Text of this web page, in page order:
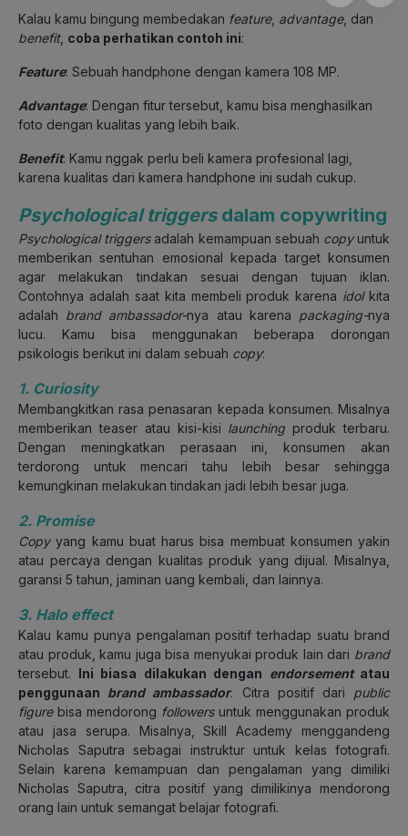
Kalau kamu bingung membedakan feature, advantage, dan
benefit, coba perhatikan contoh ini:
Feature: Sebuah handphone dengan kamera 108 MP.
Advantage: Dengan fitur tersebut, kamu bisa menghasilkan
foto dengan kualitas yang lebih baik.
Benefit: Kamu nggak perlu beli kamera profesional lagi,
karena kualitas dari kamera handphone ini sudah cukup.
Psychological triggersdalam copywriting
Psychological triggersadalah kemampuan sebuah copyuntuk
memberikan sentuhan emosional kepada target konsumen
agar melakukan tindakan sesuai dengan tujuan iklan.
Contohnya adalah saat kita membeli produk karena idolkita
adalah brand ambassador-nya atau karena packaging-nya
lucu. Kamu bisa menggunakan beberapa dorongan
psikologis berikut ini dalam sebuah copy:
1. Curiosity
Membangkitkan rasa penasaran kepada konsumen. Misalnya
memberikan teaser atau kisi-kisi launching produk terbaru.
Dengan meningkatkan perasaan ini, konsumen akan
terdorong untuk mencari tahu lebih besar sehingga
kemungkinan melakukan tindakan jadi lebih besar juga.
2. Promise
Copyyang kamu buat harus bisa membuat konsumen yakin
atau percaya dengan kualitas produk yang dijual. Misalnya,
garansi 5 tahun, jaminan uang kembali, dan lainnya.
3. Halo effect
Kalau kamu punya pengalaman positif terhadap suatu brand
atau produk, kamu juga bisa menyukai produk lain dari brand
tersebut. Ini biasa dilakukan dengan endorsementatau
penggunaan brand ambassador. Citra positif dari public
figurebisa mendorong followersuntuk menggunakan produk
atau jasa serupa. Misalnya, Skill Academy menggandeng
Nicholas Saputra sebagai instruktur untuk kelas fotografi.
Selain karena kemampuan dan pengalaman yang dimiliki
Nicholas Saputra, citra positif yang dimilikinya mendorong
orang lain untuk semangat belajar fotografi.